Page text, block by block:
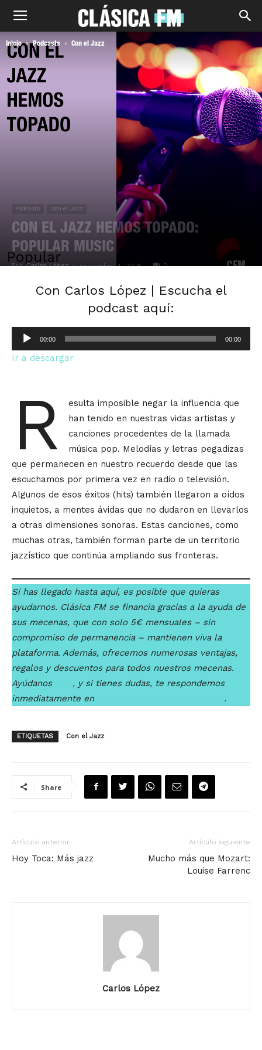
Inicio Podcasts Con el Jazz
Podcasts Con el Jazz
CON EL JAZZ HEMOS TOPADO:
POPULAR MUSIC
Por Carlos López - noviembre 4, 2021 0
Con Carlos López | Escucha el
podcast aquí:
Reproductor
de
audio
00:00 00:00
Ir a descargar
R
esulta imposible negar la influencia que
han tenido en nuestras vidas artistas y
canciones procedentes de la llamada
música pop. Melodías y letras pegadizas
que permanecen en nuestro recuerdo desde que las
escuchamos por primera vez en radio o televisión.
Algunos de esos éxitos (hits) también llegaron a oídos
inquietos, a mentes ávidas que no dudaron en llevarlos
a otras dimensiones sonoras. Estas canciones, como
muchas otras, también forman parte de un territorio
jazzístico que continúa ampliando sus fronteras.
Si has llegado hasta aquí, es posible que quieras
ayudarnos. Clásica FM se financia gracias a la ayuda de
sus mecenas, que con solo 5€ mensuales – sin
compromiso de permanencia – mantienen viva la
plataforma. Además, ofrecemos numerosas ventajas,
regalos y descuentos para todos nuestros mecenas.
Ayúdanos
, y si tienes dudas, te respondemos
inmediatamente en
.
ETIQUETAS Con el Jazz
Share
Artículo anterior
Hoy Toca: Más jazz
Artículo siguiente
Mucho más que Mozart:
Louise Farrenc
Carlos López